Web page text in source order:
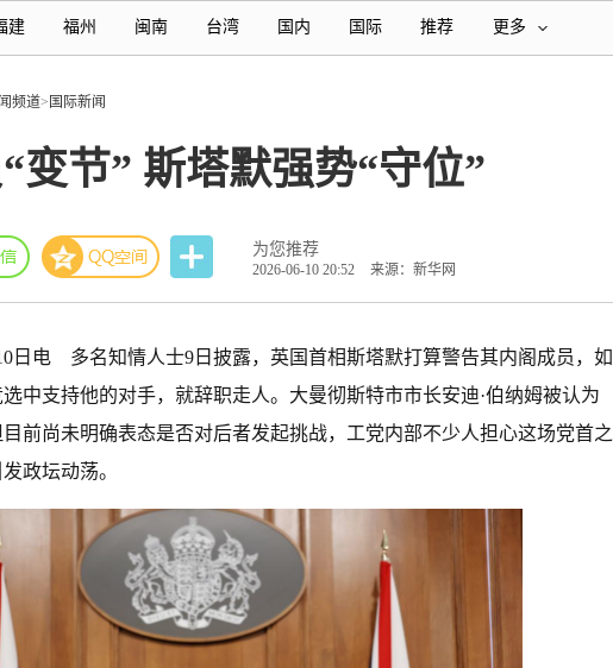
建 福州 闽南 台湾 国内 国际 推荐 更多
频道> 国际新闻
变节” 斯塔默强势“守位”
为您推荐
2026-06-10 20:52 来源：新华网
日电 多名知情人士9日披露，英国首相斯塔默打算警告其内阁成员，如
中支持他的对手，就辞职走人。大曼彻斯特市市长安迪·伯纳姆被认为
前尚未明确表态是否对后者发起挑战，工党内部不少人担心这场党首之
政坛动荡。